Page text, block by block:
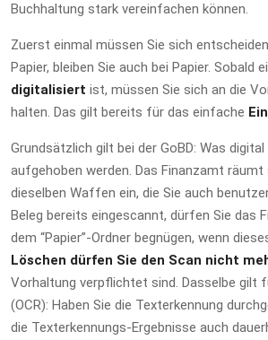
Buchhaltung stark vereinfachen können.
Zuerst einmal müssen Sie sich
Papier, bleiben Sie auch bei Papier. Sobald
digitalisiert ist, müssen Sie sich an die
halten. Das gilt bereits für das einfache
Grundsätzlich gilt bei der GoBD: Was
aufgehoben werden. Das Finanzamt
dieselben Waffen ein, die Sie auch
Beleg bereits eingescannt, dürfen Sie das
dem “Papier”-Ordner begnügen, wenn
Löschen dürfen Sie den Scan nicht
Vorhaltung verpflichtet sind. Dasselbe gilt
(OCR): Haben Sie die Texterkennung
die Texterkennungs-Ergebnisse auch